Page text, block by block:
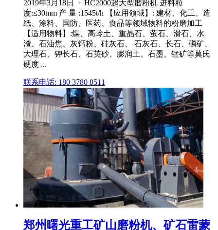
2019年3月18日 · HC2000超大型磨粉机 进料粒
度:≤30mm 产 量 :1545t/h 【应用领域】: 建材、化工、造
纸、涂料、国防、医药、食品等领域物料的粉磨加工
【适用物料】:煤、高岭土、重晶石、萤石、滑石、水
渣、石油焦、灰钙粉、硅灰石、 石灰石、长石、磷矿、
大理石、钾长石、石英砂、膨润土、石墨、锰矿等莫氏
硬度 ...
联系电话: 180 3780 8511
郑州曙光重工矿山磨粉机、矿石雷蒙